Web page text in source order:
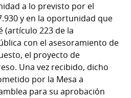
a lo previsto por el
y en la oportunidad que
(artículo 223 de la
con el asesoramiento de
el proyecto de
Una vez recibido, dicho
por la Mesa a
para su aprobación